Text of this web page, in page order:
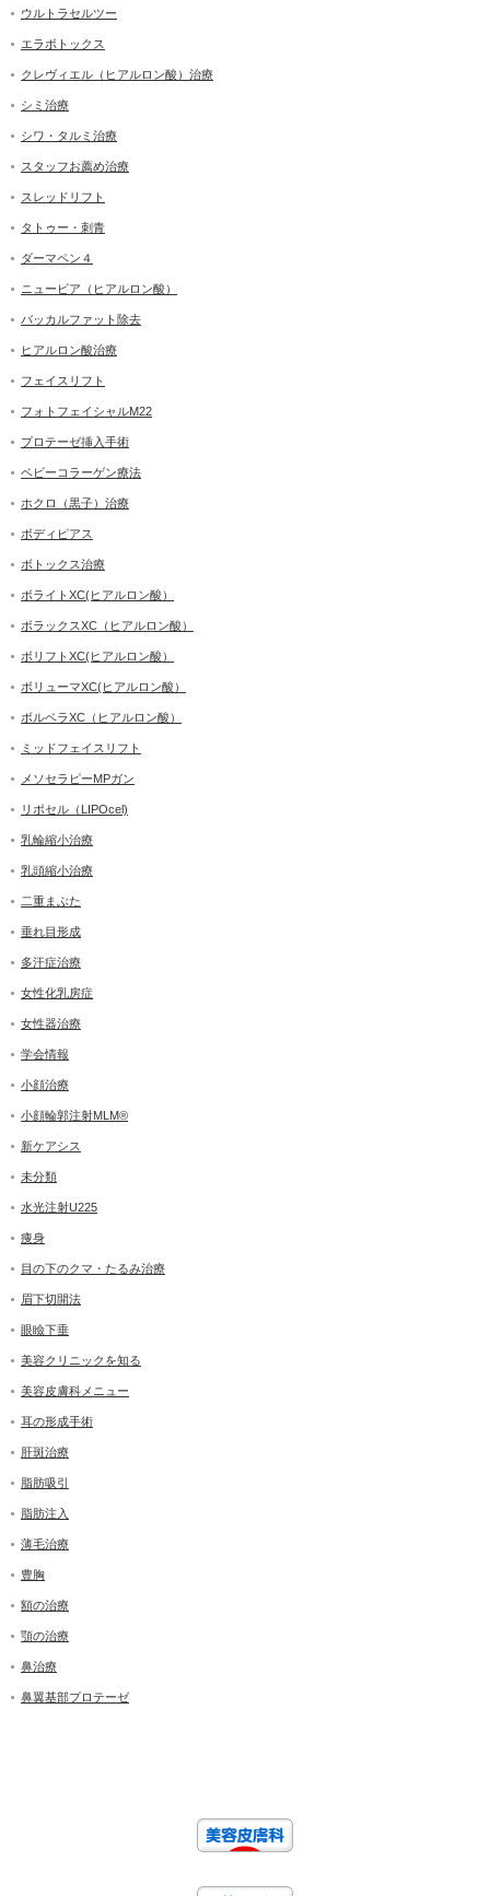
ウルトラセルツー
エラボトックス
クレヴィエル（ヒアルロン酸）治療
シミ治療
シワ・タルミ治療
スタッフお薦め治療
スレッドリフト
タトゥー・刺青
ダーマペン４
ニュービア（ヒアルロン酸）
バッカルファット除去
ヒアルロン酸治療
フェイスリフト
フォトフェイシャルM22
プロテーゼ挿入手術
ベビーコラーゲン療法
ホクロ（黒子）治療
ボディピアス
ボトックス治療
ボライトXC(ヒアルロン酸）
ボラックスXC（ヒアルロン酸）
ボリフトXC(ヒアルロン酸）
ボリューマXC(ヒアルロン酸）
ボルベラXC（ヒアルロン酸）
ミッドフェイスリフト
メソセラピーMPガン
リポセル（LIPOcel)
乳輪縮小治療
乳頭縮小治療
二重まぶた
垂れ目形成
多汗症治療
女性化乳房症
女性器治療
学会情報
小顔治療
小顔輪郭注射MLM®
新ケアシス
未分類
水光注射U225
痩身
目の下のクマ・たるみ治療
眉下切開法
眼瞼下垂
美容クリニックを知る
美容皮膚科メニュー
耳の形成手術
肝斑治療
脂肪吸引
脂肪注入
薄毛治療
豊胸
額の治療
顎の治療
鼻治療
鼻翼基部プロテーゼ